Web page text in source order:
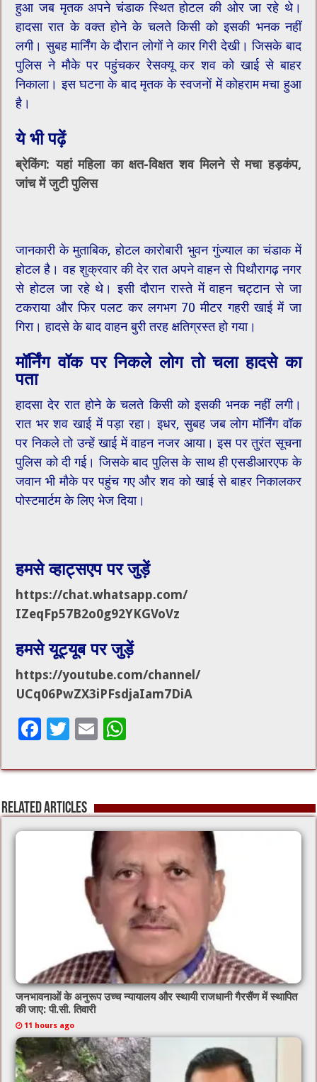
हुआ जब मृतक अपने चंडाक स्थित होटल की ओर जा रहे थे।
हादसा रात के वक्त होने के चलते किसी को इसकी भनक नहीं
लगी। सुबह मार्निंग के दौरान लोगों ने कार गिरी देखी। जिसके बाद
पुलिस ने मौके पर पहुंचकर रेसक्यू कर शव को खाई से बाहर
निकाला। इस घटना के बाद मृतक के स्वजनों में कोहराम मचा हुआ
है।
ये भी पढ़ें
ब्रेकिंग: यहां महिला का क्षत-विक्षत शव मिलने से मचा हड़कंप,
जांच में जुटी पुलिस
जानकारी के मुताबिक, होटल कारोबारी भुवन गुंज्याल का चंडाक में
होटल है। वह शुक्रवार की देर रात अपने वाहन से पिथौरागढ़ नगर
से होटल जा रहे थे। इसी दौरान रास्ते में वाहन चट्टान से जा
टकराया और फिर पलट कर लगभग 70 मीटर गहरी खाई में जा
गिरा। हादसे के बाद वाहन बुरी तरह क्षतिग्रस्त हो गया।
मॉर्निंग वॉक पर निकले लोग तो चला हादसे का
पता
हादसा देर रात होने के चलते किसी को इसकी भनक नहीं लगी।
रात भर शव खाई में पड़ा रहा। इधर, सुबह जब लोग मॉर्निंग वॉक
पर निकले तो उन्हें खाई में वाहन नजर आया। इस पर तुरंत सूचना
पुलिस को दी गई। जिसके बाद पुलिस के साथ ही एसडीआरएफ के
जवान भी मौके पर पहुंच गए और शव को खाई से बाहर निकालकर
पोस्टमार्टम के लिए भेज दिया।
हमसे व्हाट्सएप पर जुड़ें
https://chat.whatsapp.com/
IZeqFp57B2o0g92YKGVoVz
हमसे यूट्यूब पर जुड़ें
https://youtube.com/channel/
UCq06PwZX3iPFsdjaIam7DiA
F
e
b
o
T
tt
er
E
ai
l
at
sA
p
Related Articles
जनभावनाओं के अनुरूप उच्च न्यायालय और स्थायी राजधानी गैरसैंण में स्थापित
की जाए: पी.सी. तिवारी
11 hours ago